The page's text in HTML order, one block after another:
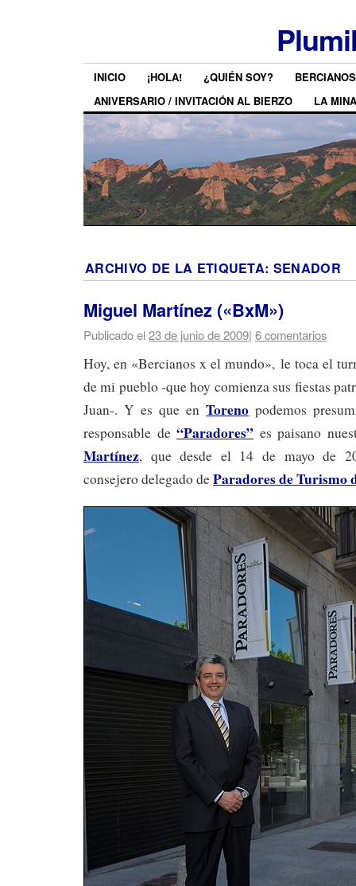
INICIO ¡HOLA! ¿QUIÉN SOY?
ANIVERSARIO / INVITACIÓN AL BIERZO
LA MINA
ARCHIVO DE LA ETIQUETA: SENADOR
Miguel Martínez («BxM»)
Publicado el23 de junio de 2009| 6 comentarios
Hoy, en «Bercianos x el mundo», le toca el
de mi pueblo -que hoy comienza sus fiestas
Juan-. Y es que enToreno podemos
responsable de“Paradores” es paisano
Martínez, que desde el 14 de mayo de
consejero delegado deParadores de Turismo